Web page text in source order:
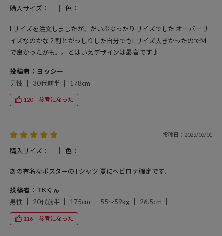
購入サイズ： 色：
Lサイズを注文しましたが、だいぶゆったりサイズでした オーバーサ
イズなのかな？割とがっしりした自分でもLサイズ大きかったのでM
で良かったかも。。とはいえデザインは最高です♪
投稿者：ヨッシー
男性
30代前半 178cm
120 参考になった
投稿日：2025/05/01
購入サイズ： 色：
あの有名なポスターのTシャツ 夏にヘビロテ確定です、
投稿者：TKくん
男性
20代前半 175cm 55～59kg 26.5cm
116 参考になった